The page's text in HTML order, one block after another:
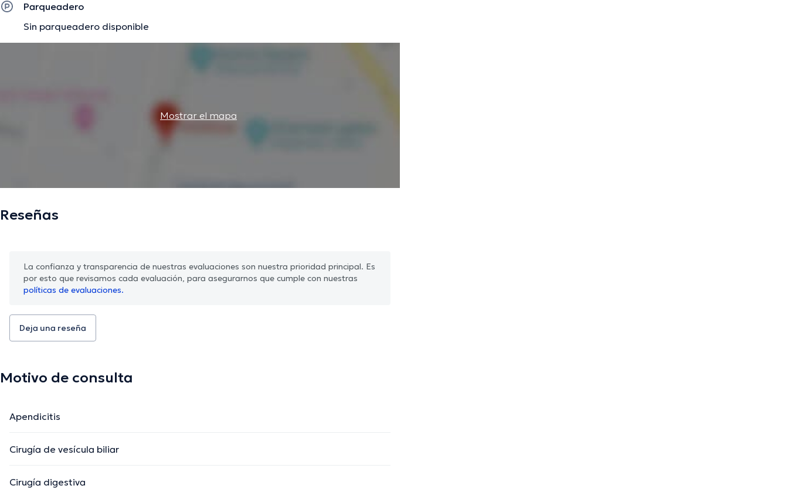
Parqueadero
Sin parqueadero disponible
Mostrar el mapa
Reseñas
La confianza y transparencia de nuestras evaluaciones son nuestra prioridad principal. Es
por esto que revisamos cada evaluación, para asegurarnos que cumple con nuestras
políticas de evaluaciones.
Deja una reseña
Motivo de consulta
Apendicitis
Cirugía de vesícula biliar
Cirugía digestiva